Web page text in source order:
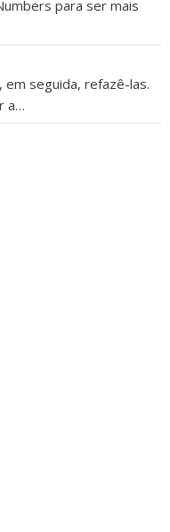
para ser mais
seguida, refazê-las.
a…